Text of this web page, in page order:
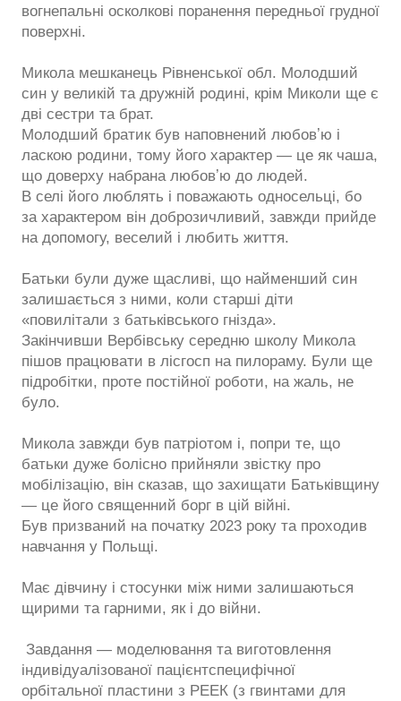
вогнепальні осколкові поранення передньої грудної
поверхні.
Микола мешканець Рівненської обл. Молодший
син у великій та дружній родині, крім Миколи ще є
дві сестри та брат.
Молодший братик був наповнений любовʼю і
ласкою родини, тому його характер — це як чаша,
що доверху набрана любовʼю до людей.
В селі його люблять і поважають односельці, бо
за характером він доброзичливий, завжди прийде
на допомогу, веселий і любить життя.
Батьки були дуже щасливі, що найменший син
залишається з ними, коли старші діти
«повилітали з батьківського гнізда».
Закінчивши Вербівську середню школу Микола
пішов працювати в лісгосп на пилораму. Були ще
підробітки, проте постійної роботи, на жаль, не
було.
Микола завжди був патріотом і, попри те, що
батьки дуже болісно прийняли звістку про
мобілізацію, він сказав, що захищати Батьківщину
— це його священний борг в цій війні.
Був призваний на початку 2023 року та проходив
навчання у Польщі.
Має дівчину і стосунки між ними залишаються
щирими та гарними, як і до війни.
Завдання — моделювання та виготовлення
індивідуалізованої пацієнтспецифічної
орбітальної пластини з РЕЕК (з гвинтами для